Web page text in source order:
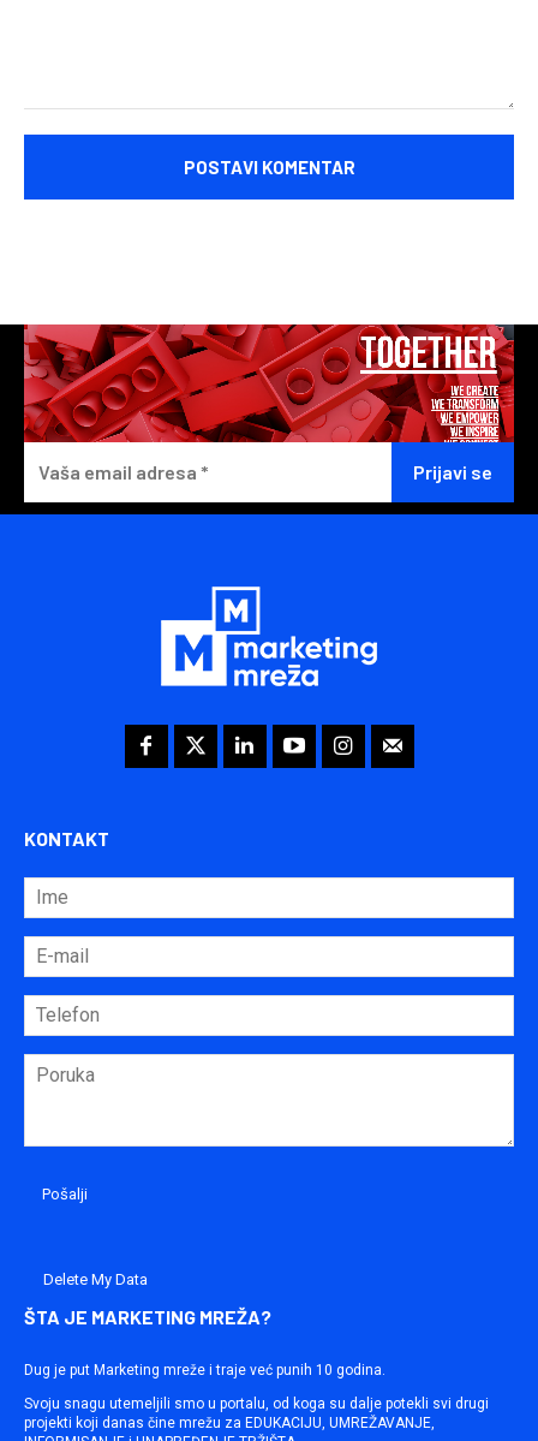
KONTAKT
Delete My Data
ŠTA JE MARKETING MREŽA?
Dug je put Marketing mreže i traje već punih 10 godina.
Svoju snagu utemeljili smo u portalu, od koga su dalje potekli svi drugi
projekti koji danas čine mrežu za EDUKACIJU, UMREŽAVANJE,